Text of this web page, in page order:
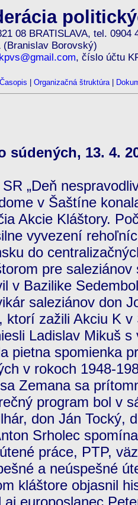
08 BRATISLAVA, tel. 0904
(Branislav Borovský)
, číslo účtu
Časopis Organizačná štruktúra|
súdených, 13. 4.
„Deň
v Šaštíne
Akcie Kláštory.
vyvezení
do
pre
v Bazilike
saleziánov don
ktorí zažili Akciu K
Ladislav Mikuš
pietna spomienka
v rokoch 1948-
Zemana sa
program bol v
don Ján Tocký,
Srholec
práce, PTP,
a neúspešné
kláštore objasnil
aj europoslanec